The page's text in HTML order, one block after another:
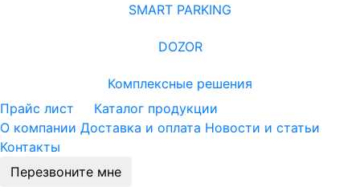
SMART PARKING
DOZOR
Комплексные решения
Прайс лист
Каталог продукции
О компании Доставка и оплата Новости и статьи
Контакты
Перезвоните мне